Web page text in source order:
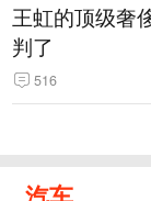
王虹的顶级奢
判了
516